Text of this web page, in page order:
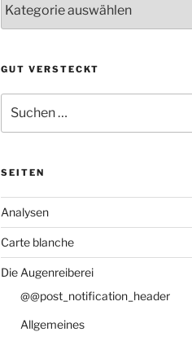
abgelegt
GUT VERSTECKT
nach:
SEITEN
Analysen
Carte blanche
Die Augenreiberei
@@post_notification_header
Allgemeines